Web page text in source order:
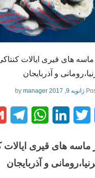
قیری ایالات کنتاکی و
و آذربایجان
by
manager
L
n
k
W
a
t
T
l
e
G
a
i
قیری ایالات کنتاکی و
و آذربایجان